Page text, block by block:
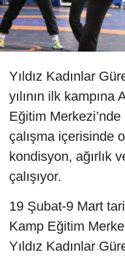
Yıldız Kadınlar
yılının ilk
Eğitim
çalışma içerisinde
kondisyon, ağırlık
çalışıyor.
19 Şubat-9 Mart
Kamp Eğitim
Yıldız Kadınlar